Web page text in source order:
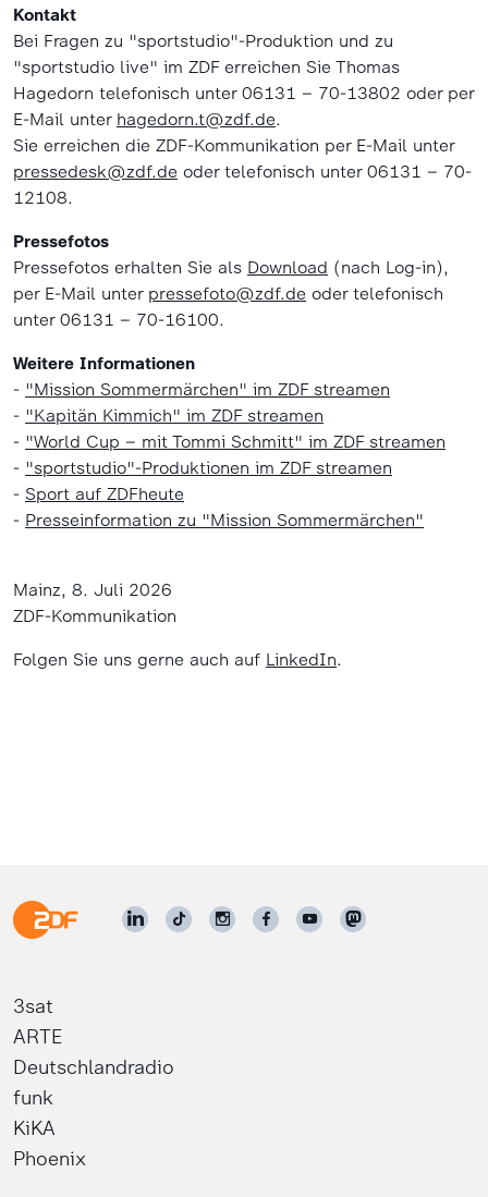
Kontakt
Bei Fragen zu "sportstudio"-Produktion und zu
"sportstudio live" im ZDF erreichen Sie Thomas
Hagedorn telefonisch unter 06131 – 70-13802 oder per
E-Mail unter hagedorn.t@zdf.de.
Sie erreichen die ZDF-Kommunikation per E-Mail unter
pressedesk@zdf.de oder telefonisch unter 06131 – 70-
12108.
Pressefotos
Pressefotos erhalten Sie als Download (nach Log-in),
per E-Mail unter pressefoto@zdf.de oder telefonisch
unter 06131 – 70-16100.
Weitere Informationen
- "Mission Sommermärchen" im ZDF streamen
- "Kapitän Kimmich" im ZDF streamen
- "World Cup – mit Tommi Schmitt" im ZDF streamen
- "sportstudio"-Produktionen im ZDF streamen
- Sport auf ZDFheute
- Presseinformation zu "Mission Sommermärchen"
Mainz, 8. Juli 2026
ZDF-Kommunikation
Folgen Sie uns gerne auch auf LinkedIn.
3sat
ARTE
Deutschlandradio
funk
KiKA
Phoenix